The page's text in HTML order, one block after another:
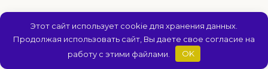
Воздействие волн
Этот сайт использует cookie для хранения данных.
Продолжая использовать сайт, Вы даете свое согласие на
работу с этими файлами.
OK